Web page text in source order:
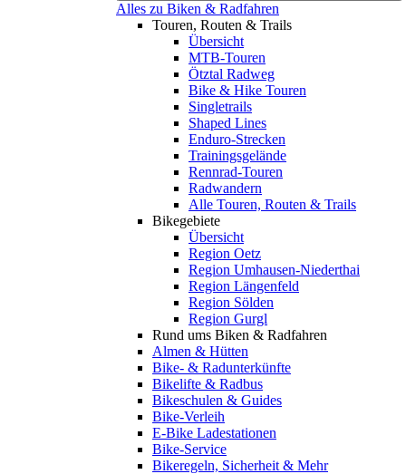
Alles zu Biken & Radfahren
Touren, Routen & Trails
Übersicht
MTB-Touren
Ötztal Radweg
Bike & Hike Touren
Singletrails
Shaped Lines
Enduro-Strecken
Trainingsgelände
Rennrad-Touren
Radwandern
Alle Touren, Routen & Trails
Bikegebiete
Übersicht
Region Oetz
Region Umhausen-Niederthai
Region Längenfeld
Region Sölden
Region Gurgl
Rund ums Biken & Radfahren
Almen & Hütten
Bike- & Radunterkünfte
Bikelifte & Radbus
Bikeschulen & Guides
Bike-Verleih
E-Bike Ladestationen
Bike-Service
Bikeregeln, Sicherheit & Mehr